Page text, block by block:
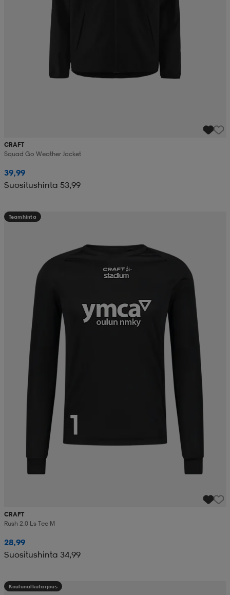
CRAFT
Squad Go Weather Jacket
39,99
Suositushinta 53,99
Teamhinta
CRAFT
Rush 2.0 Ls Tee M
28,99
Suositushinta 34,99
Koulunalkutarjous